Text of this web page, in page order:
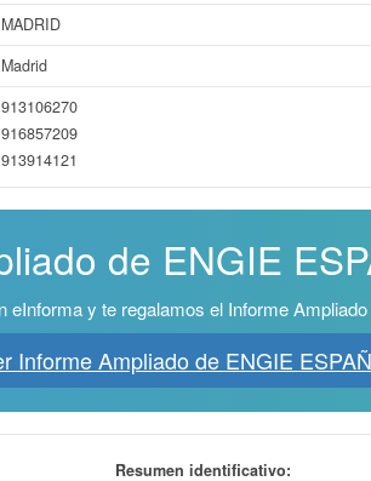
MADRID
Madrid
913106270
916857209
913914121
de ENGIE
eInforma y te regalamos el Informe
Informe Ampliado de ENGIE
Resumen identificativo: